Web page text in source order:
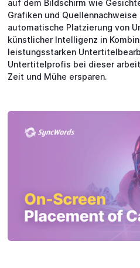
auf dem Bildschirm wie
Grafiken und
automatische Platzierung von
künstlicher Intelligenz in
leistungsstarken
Untertitelprofis bei dieser
Zeit und Mühe ersparen.